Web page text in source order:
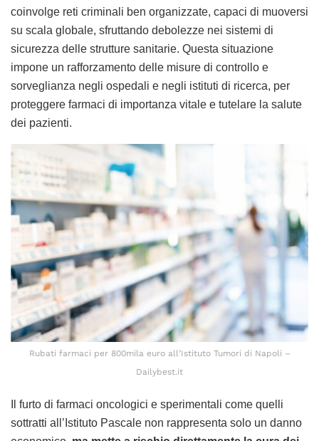
coinvolge reti criminali ben organizzate, capaci di muoversi
su scala globale, sfruttando debolezze nei sistemi di
sicurezza delle strutture sanitarie. Questa situazione
impone un rafforzamento delle misure di controllo e
sorveglianza negli ospedali e negli istituti di ricerca, per
proteggere farmaci di importanza vitale e tutelare la salute
dei pazienti.
Rubati farmaci per 800mila euro all’Istituto Tumori di Napoli –
Dailybest.it
Il furto di farmaci oncologici e sperimentali come quelli
sottratti all’Istituto Pascale non rappresenta solo un danno